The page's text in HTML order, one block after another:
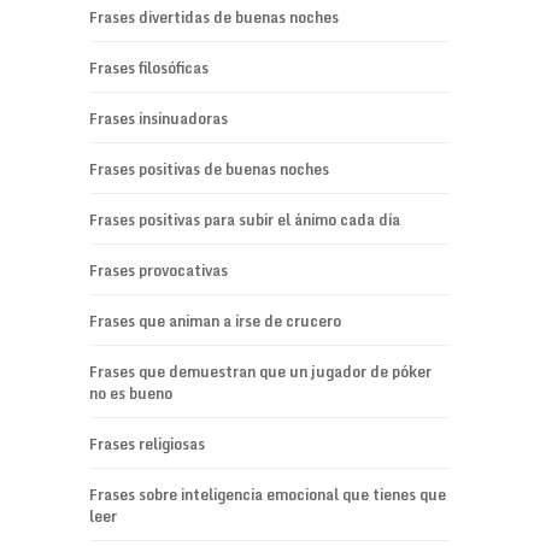
Frases divertidas de buenas noches
Frases filosóficas
Frases insinuadoras
Frases positivas de buenas noches
Frases positivas para subir el ánimo cada día
Frases provocativas
Frases que animan a irse de crucero
Frases que demuestran que un jugador de póker
no es bueno
Frases religiosas
Frases sobre inteligencia emocional que tienes que
leer